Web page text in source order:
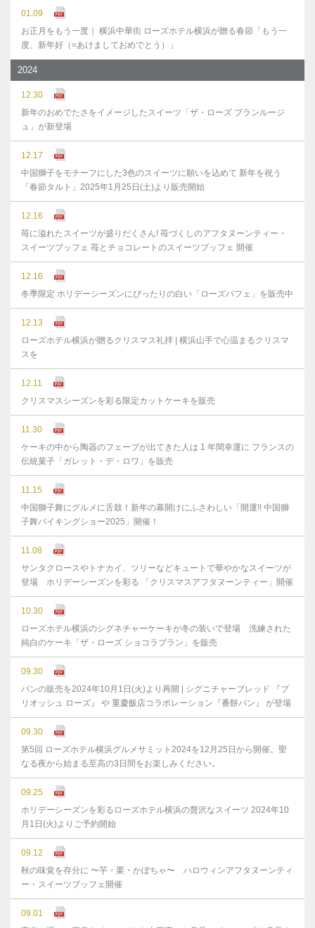
01.09
お正月をもう一度｜ 横浜中華街 ローズホテル横浜が贈る春節「もう一
度、新年好（=あけましておめでとう）」
2024
12.30
新年のおめでたさをイメージしたスイーツ「ザ・ローズ ブランルージ
ュ」が新登場
12.17
中国獅子をモチーフにした3色のスイーツに願いを込めて 新年を祝う
「春節タルト」2025年1月25日(土)より販売開始
12.16
苺に溢れたスイーツが盛りだくさん! 苺づくしのアフタヌーンティー・
スイーツブッフェ 苺とチョコレートのスイーツブッフェ 開催
12.16
冬季限定 ホリデーシーズンにぴったりの白い「ローズパフェ」を販売中
12.13
ローズホテル横浜が贈るクリスマス礼拝 | 横浜山手で心温まるクリスマ
スを
12.11
クリスマスシーズンを彩る限定カットケーキを販売
11.30
ケーキの中から陶器のフェーブが出てきた人は 1 年間幸運に フランスの
伝統菓子「ガレット・デ・ロワ」を販売
11.15
中国獅子舞にグルメに舌鼓！新年の幕開けにふさわしい「開運!! 中国獅
子舞バイキングショー2025」開催！
11.08
サンタクロースやトナカイ、ツリーなどキュートで華やかなスイーツが
登場 ホリデーシーズンを彩る 「クリスマスアフタヌーンティー」開催
10.30
ローズホテル横浜のシグネチャーケーキが冬の装いで登場 洗練された
純白のケーキ「ザ・ローズ ショコラブラン」を販売
09.30
パンの販売を2024年10月1日(火)より再開 | シグニチャーブレッド 『ブ
リオッシュ ローズ』 や 重慶飯店コラボレーション『番餅パン』 が登場
09.30
第5回 ローズホテル横浜グルメサミット2024を12月25日から開催。聖
なる夜から始まる至高の3日間をお楽しみください。
09.25
ホリデーシーズンを彩るローズホテル横浜の贅沢なスイーツ 2024年10
月1日(火)よりご予約開始
09.12
秋の味覚を存分に 〜芋・栗・かぼちゃ〜 ハロウィンアフタヌーンティ
ー・スイーツブッフェ開催
09.01